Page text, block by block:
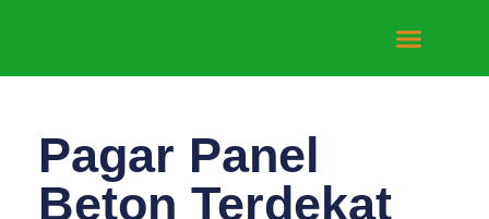
Pagar Panel
Beton Terdekat